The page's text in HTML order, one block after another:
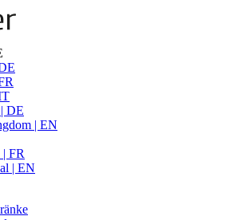
DE
| EN
FR
| EN